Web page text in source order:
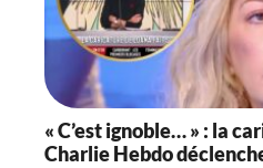
« C’est ignoble… » : la
Charlie Hebdo